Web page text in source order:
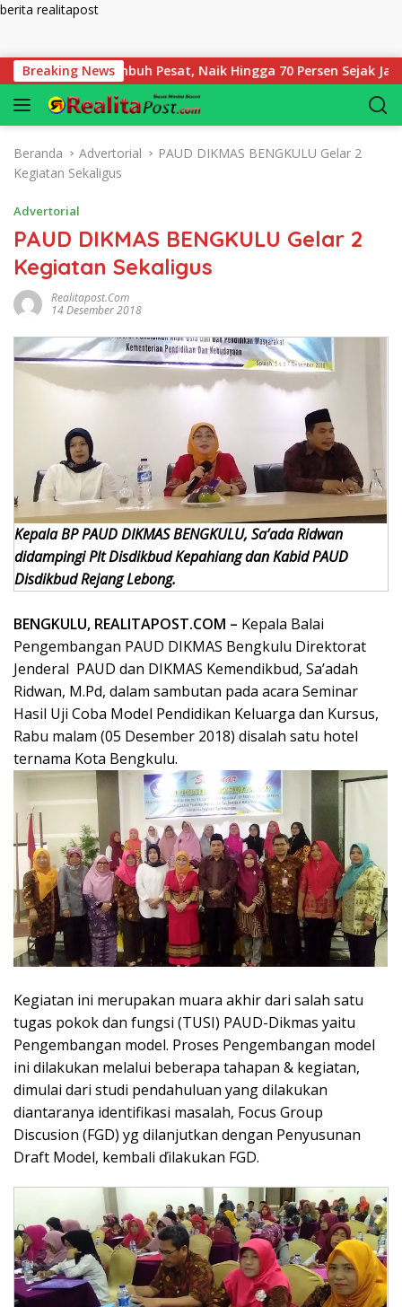
berita realitapost
Breaking News
Tumbuh Pesat, Naik Hingga 70 Persen Sejak Januari
Beranda Advertorial
PAUD DIKMAS BENGKULU Gelar 2
Kegiatan Sekaligus
Advertorial
PAUD DIKMAS BENGKULU Gelar 2
Kegiatan Sekaligus
Realitapost.com
14 Desember 2018
Kepala BP PAUD DIKMAS BENGKULU, Sa’ada Ridwan
didampingi Plt Disdikbud Kepahiang dan Kabid PAUD
Disdikbud Rejang Lebong.
BENGKULU, REALITAPOST.COM – Kepala Balai
Pengembangan PAUD DIKMAS Bengkulu Direktorat
Jenderal PAUD dan DIKMAS Kemendikbud, Sa’adah
Ridwan, M.Pd, dalam sambutan pada acara Seminar
Hasil Uji Coba Model Pendidikan Keluarga dan Kursus,
Rabu malam (05 Desember 2018) disalah satu hotel
ternama Kota Bengkulu.
Kegiatan ini merupakan muara akhir dari salah satu
tugas pokok dan fungsi (TUSI) PAUD-Dikmas yaitu
Pengembangan model. Proses Pengembangan model
ini dilakukan melalui beberapa tahapan & kegiatan,
dimulai dari studi pendahuluan yang dilakukan
diantaranya identifikasi masalah, Focus Group
Discusion (FGD) yg dilanjutkan dengan Penyusunan
Draft Model, kembali ďilakukan FGD.